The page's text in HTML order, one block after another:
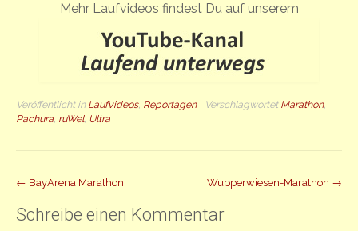
Mehr Laufvideos findest Du auf unserem
Veröffentlicht in Laufvideos, Reportagen Verschlagwortet Marathon,
Pachura, ruWel, Ultra
Beitrag
Navigation
← BayArena Marathon Wupperwiesen-Marathon →
Schreibe einen Kommentar